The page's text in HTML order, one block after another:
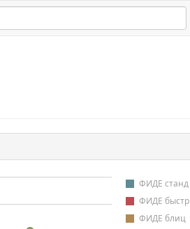
ФИДЕ станд
ФИДЕ быстр
ФИДЕ блиц